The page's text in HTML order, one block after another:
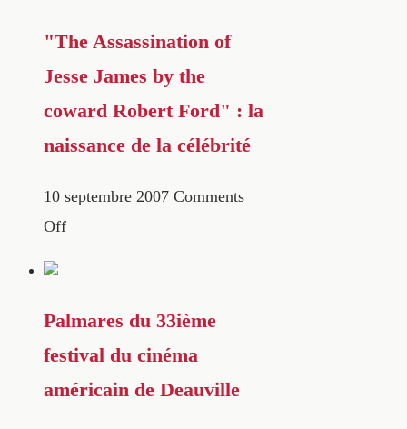
"The Assassination of
Jesse James by the
coward Robert Ford" : la
naissance de la célébrité
10 septembre 2007 Comments
Off
Palmares du 33ième
festival du cinéma
américain de Deauville